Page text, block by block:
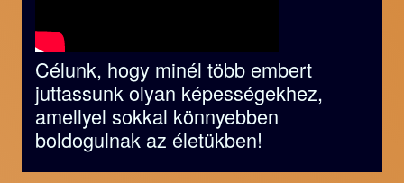
Célunk, hogy minél több embert
juttassunk olyan képességekhez,
amellyel sokkal könnyebben
boldogulnak az életükben!